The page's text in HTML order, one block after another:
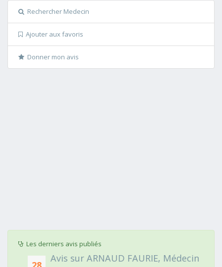
Rechercher Medecin
Ajouter aux favoris
Donner mon avis
Les derniers avis publiés
Avis sur ARNAUD FAURIE, Médecin